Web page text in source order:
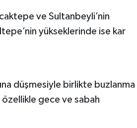
ve Sultanbeyli’nin
yükseklerinde ise kar
düşmesiyle birlikte buzlanma
gece ve sabah